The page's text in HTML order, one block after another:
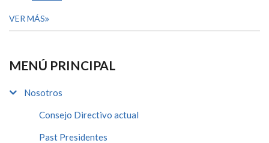
VER MÁS
MENÚ PRINCIPAL
Nosotros
Consejo Directivo actual
Past Presidentes